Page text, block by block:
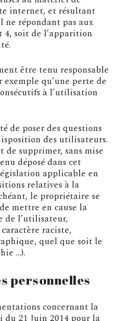
internet, et résultant
répondant pas aux
soit de l’apparition
être tenu responsable
qu’une perte de
à l’utilisation
de poser des questions
des utilisateurs.
supprimer, sans mise
déposé dans cet
applicable en
relatives à la
le propriétaire se
mettre en cause la
de l’utilisateur,
raciste,
quel que soit le
…).
personnelles
concernant la